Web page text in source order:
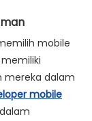
mobile
mereka dalam
mobile